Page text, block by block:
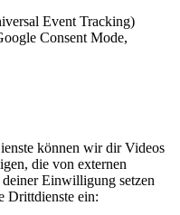
Event Tracking)
Consent Mode,
können wir dir Videos
die von externen
Einwilligung setzen
Drittdienste ein: